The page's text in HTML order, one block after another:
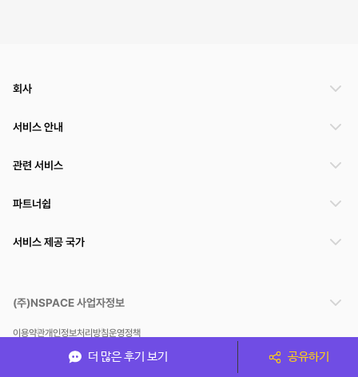
더 많은 후기 보기 공유하기
회사
서비스 안내
관련 서비스
파트너쉽
서비스 제공 국가
(주)NSPACE 사업자정보
이용약관개인정보처리방침운영정책
스페이스클라우드는 통신판매중개자이며 통신판매의 당사자가 아닙니다. 따라서 스페이스클
라우드는 공간 거래정보 및 거래에 대해 책임지지 않습니다.